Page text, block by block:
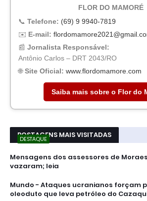
FLOR DO MAMORÉ
📞 Telefone: (69) 9 9940-7819
✉️ E-mail:
📰 Jornalista Responsável:
Antônio Carlos – DRT 2043/RO
🌐Site Oficial: www.flordomamore.com
Saiba mais sobre o Flor do
POSTAGENS MAIS VISITADAS
DESTAQUE
Mensagens dos assessores de
vazaram; leia
Mundo - Ataques ucranianos forçam
oleoduto que leva petróleo do